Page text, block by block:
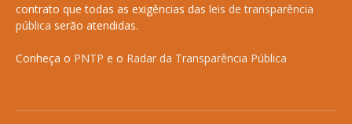
contrato que todas as exigências das leis de transparência
pública serão atendidas.
Conheça o PNTP e o Radar da Transparência Pública